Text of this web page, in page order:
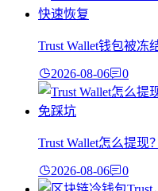
Trust Wallet钱包被冻
2026-08-06 0
Trust Wallet怎么提现
2026-08-06 0